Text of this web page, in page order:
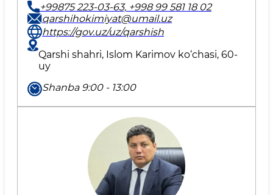
+99875 223-03-63, +998 99 581 18 02
qarshihokimiyat@umail.uz
https://gov.uz/uz/qarshish
Qarshi shahri, Islom Karimov ko‘chasi, 60-
uy
Shanba 9:00 - 13:00